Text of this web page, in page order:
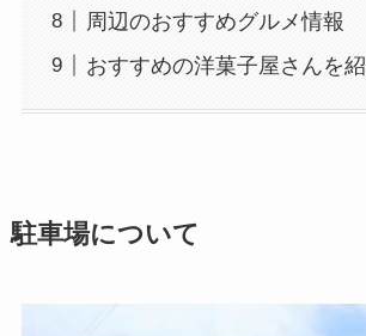
周辺のおすすめグルメ情報
おすすめの洋菓子屋さんを
駐車場について